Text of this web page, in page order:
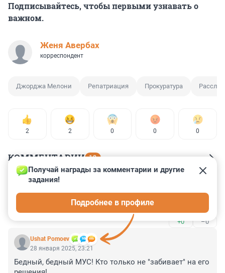
Подписывайтесь, чтобы первыми узнавать о
важном.
Женя Авербах
корреспондент
Джорджа Мелони Репатриация Прокуратура
2 2 0 0 0
КОММЕНТАРИИ 12
Гость
За это спасибо местным левым.
+0 –0
Ushat Pomoev
Получай награды за комментарии и другие
задания!
Подробнее в профиле
28 января 2025, 23:21
Бедный, бедный МУС! Кто только не "забивает" на его